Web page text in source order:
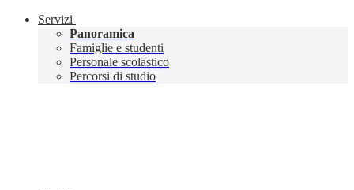
Servizi
Panoramica
Famiglie e studenti
Personale scolastico
Percorsi di studio